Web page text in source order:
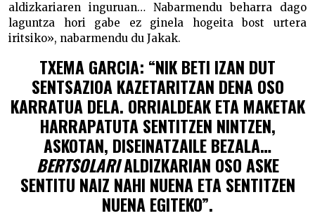
aldizkariaren inguruan… Nabarmendu beharra dago
laguntza hori gabe ez ginela hogeita bost urtera
iritsiko», nabarmendu du Jakak.
TXEMA GARCIA: “NIK BETI IZAN DUT
SENTSAZIOA KAZETARITZAN DENA OSO
KARRATUA DELA. ORRIALDEAK ETA MAKETAK
HARRAPATUTA SENTITZEN NINTZEN,
ASKOTAN, DISEINATZAILE BEZALA…
BERTSOLARIALDIZKARIAN OSO ASKE
SENTITU NAIZ NAHI NUENA ETA SENTITZEN
NUENA EGITEKO”.